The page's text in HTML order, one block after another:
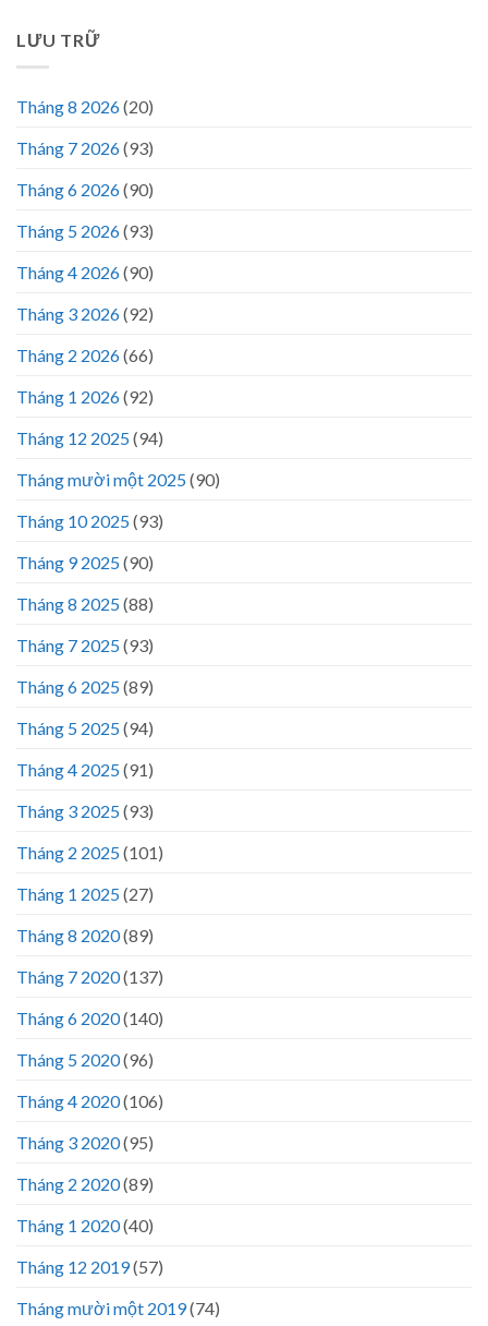
LƯU TRỮ
Tháng 8 2026(20)
Tháng 7 2026(93)
Tháng 6 2026(90)
Tháng 5 2026(93)
Tháng 4 2026(90)
Tháng 3 2026(92)
Tháng 2 2026(66)
Tháng 1 2026(92)
Tháng 12 2025(94)
Tháng mười một 2025(90)
Tháng 10 2025(93)
Tháng 9 2025(90)
Tháng 8 2025(88)
Tháng 7 2025(93)
Tháng 6 2025(89)
Tháng 5 2025(94)
Tháng 4 2025(91)
Tháng 3 2025(93)
Tháng 2 2025(101)
Tháng 1 2025(27)
Tháng 8 2020(89)
Tháng 7 2020(137)
Tháng 6 2020(140)
Tháng 5 2020(96)
Tháng 4 2020(106)
Tháng 3 2020(95)
Tháng 2 2020(89)
Tháng 1 2020(40)
Tháng 12 2019(57)
Tháng mười một 2019(74)